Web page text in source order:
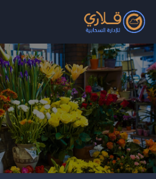
انتقال إلى المحتوى الرئيسي